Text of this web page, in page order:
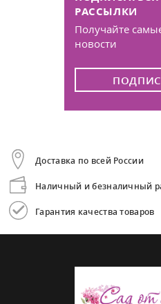
РАССЫЛКИ
Получайте
новости
Доставка по всей России
Наличный и безналичный
Гарантия качества товаров